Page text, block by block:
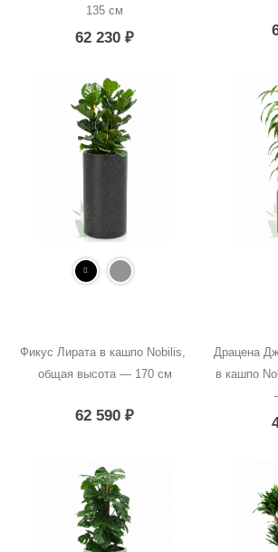
135 см
62 230₽
Фикус Лирата в кашпо Nobilis,
общая высота — 170 см
62 590₽
Драцена
в кашпо